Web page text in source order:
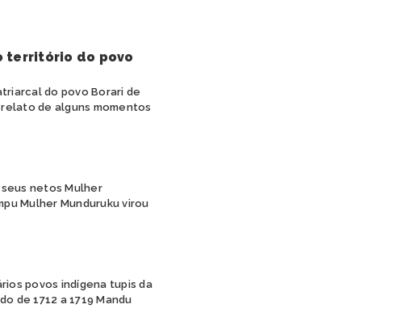
território do povo
do povo Borari de
de alguns momentos
seus netos Mulher
Mulher Munduruku virou
povos indígena tupis da
de 1712 a 1719 Mandu